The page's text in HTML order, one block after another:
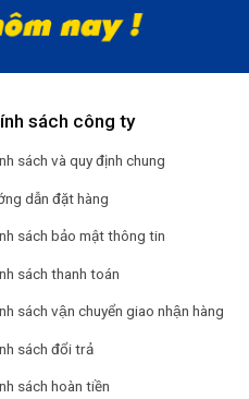
sách công ty
sách và quy định chung
dẫn đặt hàng
sách bảo mật thông tin
sách thanh toán
sách vận chuyển giao nhận hàng
sách đổi trả
sách hoàn tiền